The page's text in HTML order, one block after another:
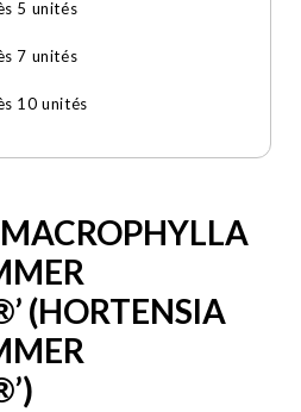
5 unités
7 unités
10 unités
(HORTENSIA